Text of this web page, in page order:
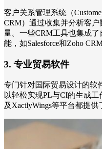
客户关系管理系统（
CRM）通过收集并分析客
量。一些CRM工具也集成
能，如Salesforce和Zoho CRM
3. 专业贸易软件
专门针对国际贸易设计的软
以轻松实现PL与CI的生成工
及XactlyWings等平台都提供